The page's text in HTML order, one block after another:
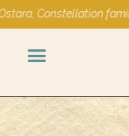
Constellation